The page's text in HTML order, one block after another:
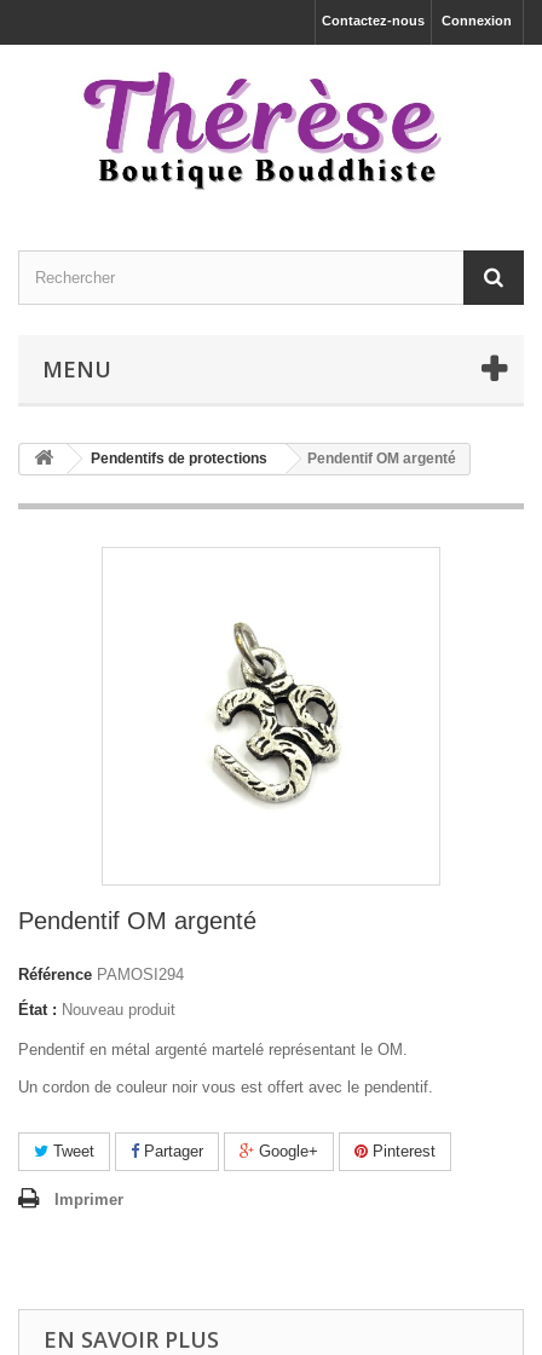
Connexion
Contactez-nous
MENU
Pendentifs de protections Pendentif OM argenté
Pendentif OM argenté
Référence PAMOSI294
État : Nouveau produit
Pendentif en métal argenté martelé représentant le OM.
Un cordon de couleur noir vous est offert avec le pendentif.
Tweet Partager Google+ Pinterest
Imprimer
EN SAVOIR PLUS